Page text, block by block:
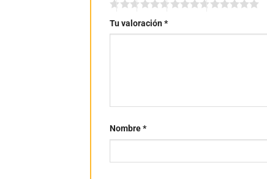
Tu valoración*
Nombre*